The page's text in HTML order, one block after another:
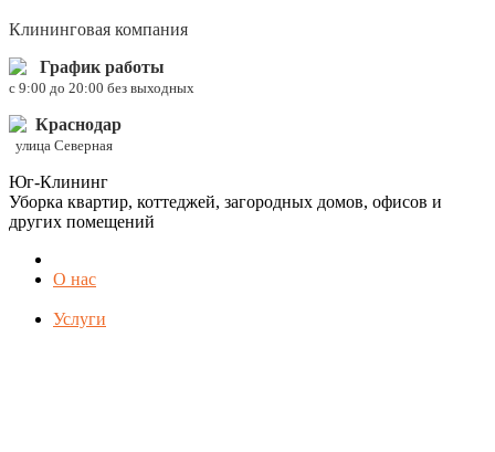
Клининговая компания
График работы
c 9:00 до 20:00 без выходных
Краснодар
улица Северная
Юг-Клининг
Уборка квартир, коттеджей, загородных домов, офисов и
других помещений
О нас
Услуги